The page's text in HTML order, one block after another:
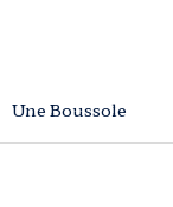
Une Boussole